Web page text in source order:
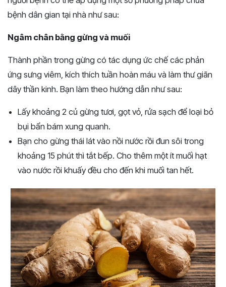
bệnh dân gian tại nhà như sau:
Ngâm chân bằng gừng và muối
Thành phần trong gừng có tác dụng ức chế các phản
ứng sưng viêm, kích thích tuần hoàn máu và làm thư giãn
dây thần kinh. Bạn làm theo hướng dẫn như sau:
Lấy khoảng 2 củ gừng tươi, gọt vỏ, rửa sạch để loại bỏ
bụi bẩn bám xung quanh.
Bạn cho gừng thái lát vào nồi nước rồi đun sôi trong
khoảng 15 phút thì tắt bếp. Cho thêm một ít muối hạt
vào nước rồi khuấy đều cho đến khi muối tan hết.